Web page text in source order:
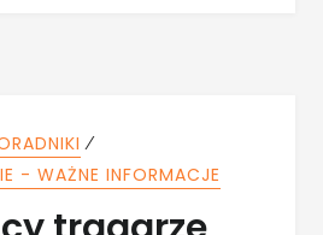
⁄
- WAŻNE INFORMACJE